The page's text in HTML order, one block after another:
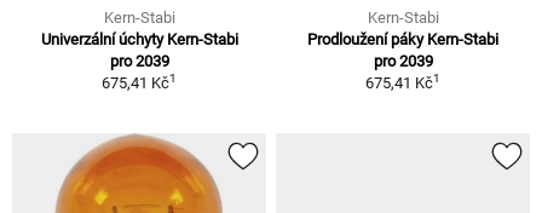
Kern-Stabi
Univerzální úchyty Kern-Stabi
pro 2039
675,41 Kč1
Kern-Stabi
Prodloužení páky Kern-Stabi
pro 2039
675,41 Kč1